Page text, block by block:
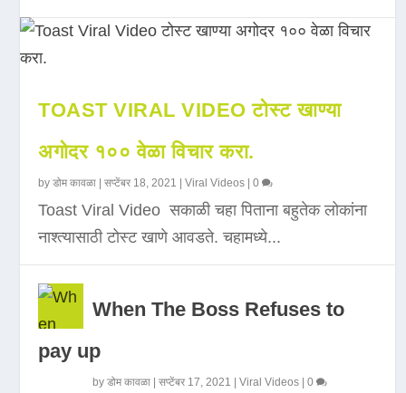
TOAST VIRAL VIDEO टोस्ट खाण्या
अगोदर १०० वेळा विचार करा.
byडोम कावळा |सप्टेंबर 18, 2021 |Viral Videos |0
Toast Viral Video सकाळी चहा पिताना बहुतेक लोकांना
नाश्त्यासाठी टोस्ट खाणे आवडते. चहामध्ये...
When The Boss Refuses to
pay up
byडोम कावळा |सप्टेंबर 17, 2021 |Viral Videos |0